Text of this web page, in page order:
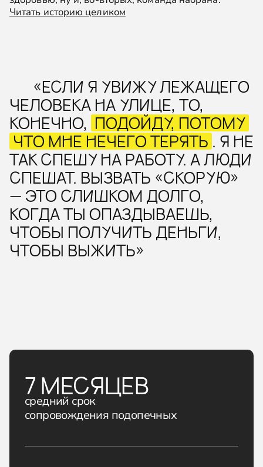
«ЕСЛИ Я УВИЖУ ЛЕЖАЩЕГО
ЧЕЛОВЕКА НА УЛИЦЕ, ТО,
КОНЕЧНО, ПОДОЙДУ, ПОТОМУ
ЧТО МНЕ НЕЧЕГО ТЕРЯТЬ . Я НЕ
ТАК СПЕШУ НА РАБОТУ. А ЛЮДИ
СПЕШАТ. ВЫЗВАТЬ «СКОРУЮ»
— ЭТО СЛИШКОМ ДОЛГО,
КОГДА ТЫ ОПАЗДЫВАЕШЬ,
ЧТОБЫ ПОЛУЧИТЬ ДЕНЬГИ,
ЧТОБЫ ВЫЖИТЬ»
Читать историю целиком
7 МЕСЯЦЕВ
средний срок
сопровождения подопечных